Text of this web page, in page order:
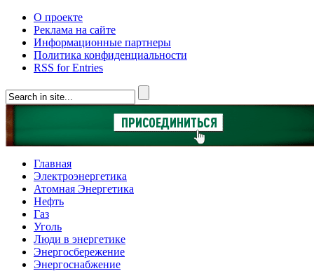
О проекте
Реклама на сайте
Информационные партнеры
Политика конфиденциальности
RSS for Entries
Главная
Электроэнергетика
Атомная Энергетика
Нефть
Газ
Уголь
Люди в энергетике
Энергосбережение
Энергоснабжение